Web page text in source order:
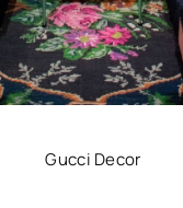
Gucci Decor